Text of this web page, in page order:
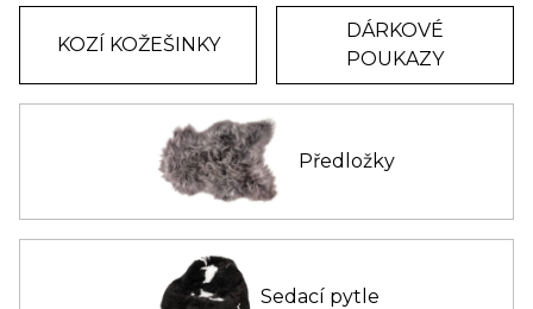
KOZÍ KOŽEŠINKY
DÁRKOVÉ
POUKAZY
Předložky
Sedací pytle